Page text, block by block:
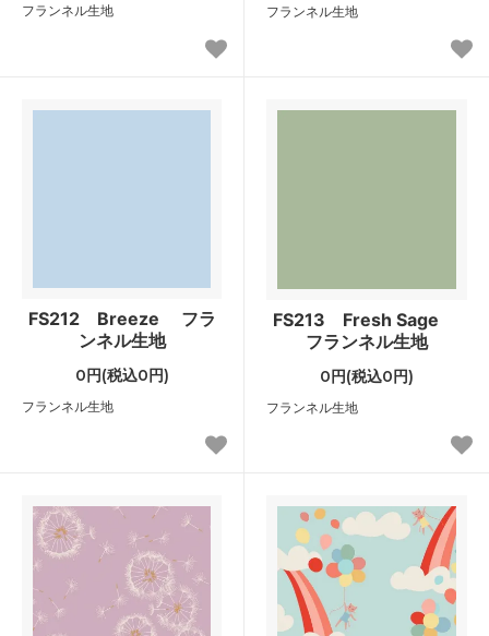
フランネル生地 フランネル生地
FS212 Breeze フラ
ンネル生地
0円(税込0円)
フランネル生地
FS213 Fresh Sage
フランネル生地
0円(税込0円)
フランネル生地